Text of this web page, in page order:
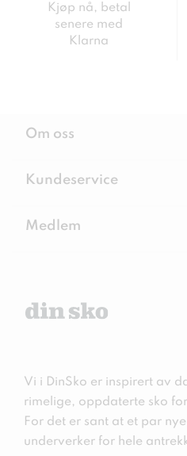
Kjøp nå, betal
senere med
Klarna
Om oss
Kundeservice
Medlem
Vi i DinSko er inspirert av
rimelige, oppdaterte sko
For det er sant at et par
underverker for hele